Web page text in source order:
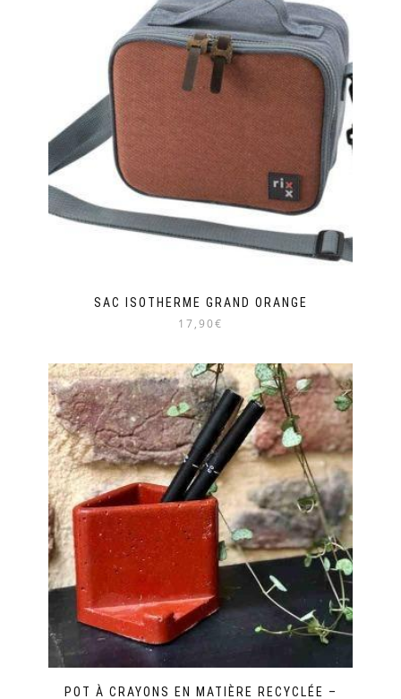
SAC ISOTHERME GRAND ORANGE
17,90€
POT À CRAYONS EN MATIÈRE RECYCLÉE –